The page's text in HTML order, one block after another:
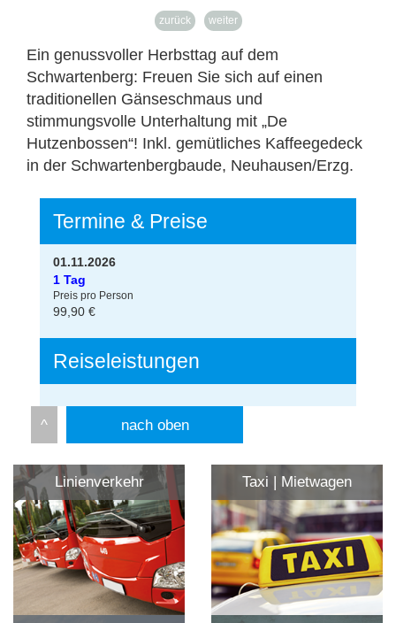
zurück weiter
Ein genussvoller Herbsttag auf dem
Schwartenberg: Freuen Sie sich auf einen
traditionellen Gänseschmaus und
stimmungsvolle Unterhaltung mit „De
Hutzenbossen“! Inkl. gemütliches Kaffeegedeck
in der Schwartenbergbaude, Neuhausen/Erzg.
Termine & Preise
01.11.2026
1 Tag
Preis pro Person
99,90 €
Reiseleistungen
nach oben
Linienverkehr Taxi | Mietwagen